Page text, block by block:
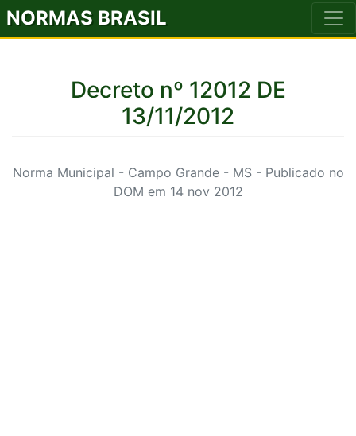
NORMAS BRASIL
Decreto nº 12012 DE
13/11/2012
Norma Municipal - Campo Grande - MS - Publicado no
DOM em 14 nov 2012